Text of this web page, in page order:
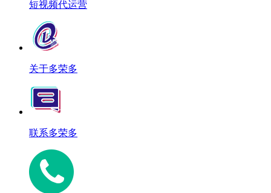
短视频代运营
关于多荣多
联系多荣多